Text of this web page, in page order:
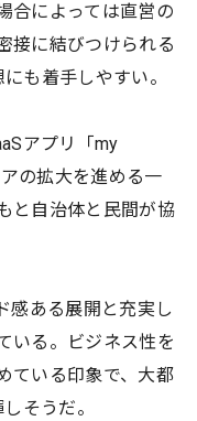
合によっては直営の
接に結びつけられる
も着手しやすい。
アプリ「my
の拡大を進める一
と自治体と民間が協
感ある展開と充実し
いる。ビジネス性を
ている印象で、大都
そうだ。